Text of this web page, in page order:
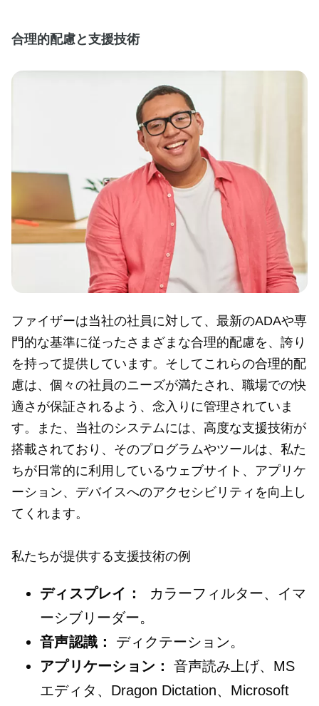
合理的配慮と支援技術
ファイザーは当社の社員に対して、最新のADAや専
門的な基準に従ったさまざまな合理的配慮を、誇り
を持って提供しています。そしてこれらの合理的配
慮は、個々の社員のニーズが満たされ、職場での快
適さが保証されるよう、念入りに管理されていま
す。また、当社のシステムには、高度な支援技術が
搭載されており、そのプログラムやツールは、私た
ちが日常的に利用しているウェブサイト、アプリケ
ーション、デバイスへのアクセシビリティを向上し
てくれます。
私たちが提供する支援技術の例
ディスプレイ：
カラーフィルター、イマ
ーシブリーダー。
音声認識：
ディクテーション。
アプリケーション：
音声読み上げ、MS
エディタ、Dragon Dictation、Microsoft